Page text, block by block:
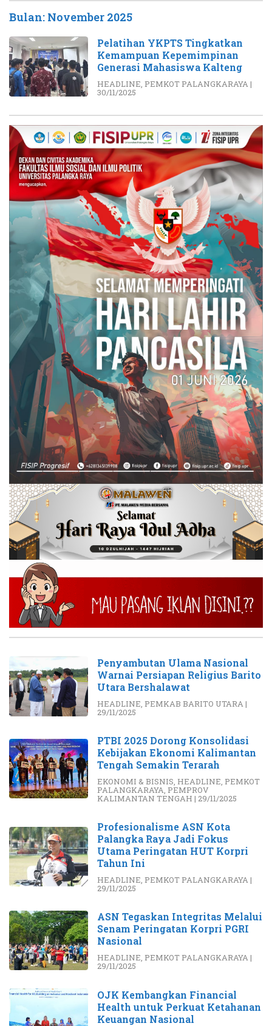
Bulan: November 2025
Pelatihan YKPTS Tingkatkan
Kemampuan Kepemimpinan
Generasi Mahasiswa Kalteng
HEADLINE, PEMKOT PALANGKARAYA|
30/11/2025
Penyambutan Ulama Nasional
Warnai Persiapan Religius Barito
Utara Bershalawat
HEADLINE, PEMKAB BARITO UTARA|
29/11/2025
PTBI 2025 Dorong Konsolidasi
Kebijakan Ekonomi Kalimantan
Tengah Semakin Terarah
EKONOMI & BISNIS, HEADLINE, PEMKOT
PALANGKARAYA, PEMPROV
KALIMANTAN TENGAH | 29/11/2025
Profesionalisme ASN Kota
Palangka Raya Jadi Fokus
Utama Peringatan HUT Korpri
Tahun Ini
HEADLINE, PEMKOT PALANGKARAYA|
29/11/2025
ASN Tegaskan Integritas Melalui
Senam Peringatan Korpri PGRI
Nasional
HEADLINE, PEMKOT PALANGKARAYA|
29/11/2025
OJK Kembangkan Financial
Health untuk Perkuat Ketahanan
Keuangan Nasional